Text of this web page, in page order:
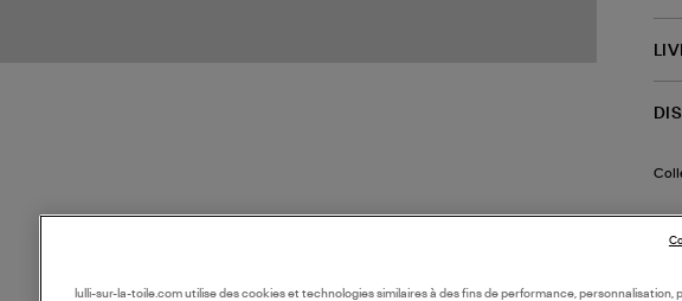
lulli-sur-la-toile.com utilise des cookies et technologies similaires à des fins de performance, personnalisation,